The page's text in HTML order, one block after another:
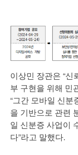
이상민 장관은 “
부 구현을 위해 민
“그간 모바일 신분
을 기반으로 관련
일 신분증 사업이
다”라고 말했다.